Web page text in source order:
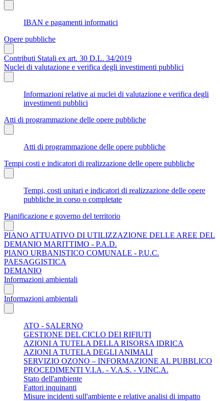
IBAN e pagamenti informatici
Opere pubbliche
Contributi Statali ex art. 30 D.L. 34/2019
Nuclei di valutazione e verifica degli investimenti pubblici
Informazioni relative ai nuclei di valutazione e verifica degli
investimenti pubblici
Atti di programmazione delle opere pubbliche
Atti di programmazione delle opere pubbliche
Tempi costi e indicatori di realizzazione delle opere pubbliche
Tempi, costi unitari e indicatori di realizzazione delle opere
pubbliche in corso o completate
Pianificazione e governo del territorio
PIANO ATTUATIVO DI UTILIZZAZIONE DELLE AREE DEL
DEMANIO MARITTIMO - P.A.D.
PIANO URBANISTICO COMUNALE - P.U.C.
PAESAGGISTICA
DEMANIO
Informazioni ambientali
Informazioni ambientali
ATO - SALERNO
GESTIONE DEL CICLO DEI RIFIUTI
AZIONI A TUTELA DELLA RISORSA IDRICA
AZIONI A TUTELA DEGLI ANIMALI
SERVIZIO OZONO – INFORMAZIONE AL PUBBLICO
PROCEDIMENTI V.I.A. - V.A.S. - V.INC.A.
Stato dell'ambiente
Fattori inquinanti
Misure incidenti sull'ambiente e relative analisi di impatto